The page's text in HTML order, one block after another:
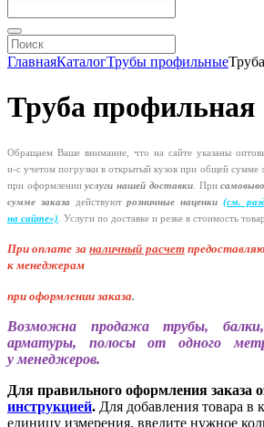
ГлавнаяКаталогТрубы профильные
Труба профильная
Обращаем Ваше внимание, что на сайте указаны
и-с учетом погрузки в открытый кузов при общей сумме
при оформленииуслуги нашей доставки. При
сумме заказа
действуютрозничные наценки (см.
на сайте»). Услуги по доставке и резке в стоимость
При оплате заналичный расчет
к менеджерам
при оформлении заказа.
Возможна продажа трубы, балки,
арматуры, полосы от одного
у менеджеров.
Для правильного оформления заказа
инструкцией. Для добавления товара в
единицу измерения, введите нужное